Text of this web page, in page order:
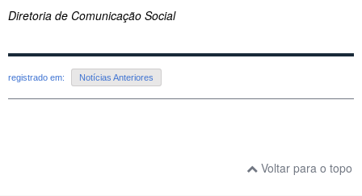
Diretoria de Comunicação Social
registrado em: Notícias Anteriores
Voltar para o topo